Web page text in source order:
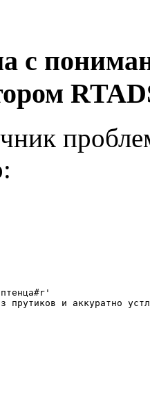
с
прутиков и аккуратно